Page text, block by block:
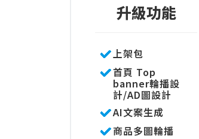
升級功能
上架包
首頁 Top
banner輪播設
計/AD圖設計
AI文案生成
商品多圖輪播